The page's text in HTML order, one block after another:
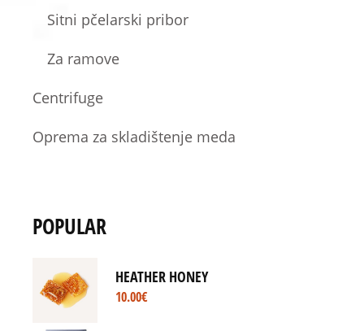
Sitni pčelarski pribor
Za ramove
Centrifuge
Oprema za skladištenje meda
POPULAR
HEATHER HONEY
10.00€